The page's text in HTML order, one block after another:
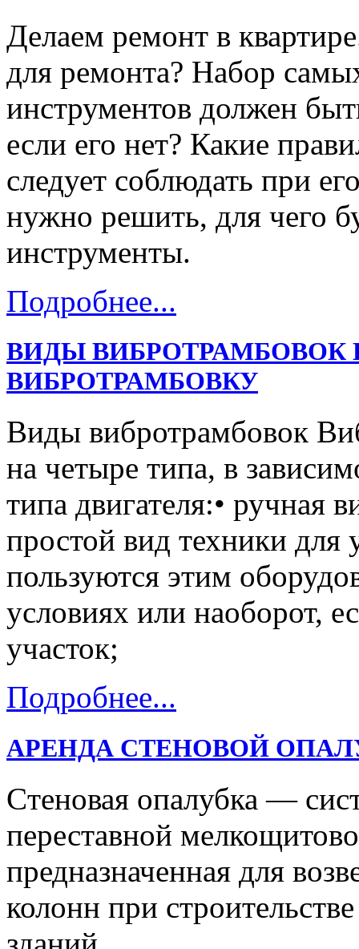
Делаем ремонт в
для ремонта? Набор
инструментов должен
если его нет? Какие
следует соблюдать при
нужно решить, для чего
инструменты.
Подробнее...
ВИДЫ ВИБРОТРАМБОВОК
ВИБРОТРАМБОВКУ
Виды вибротрамбовок
на четыре типа, в
типа двигателя:• ручная
простой вид техники для
пользуются этим
условиях или наоборот,
участок;
Подробнее...
АРЕНДА СТЕНОВОЙ
Cтеновая опалубка —
переставной
предназначенная для
колонн при